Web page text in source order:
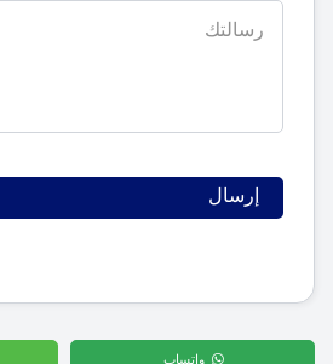
واتساب